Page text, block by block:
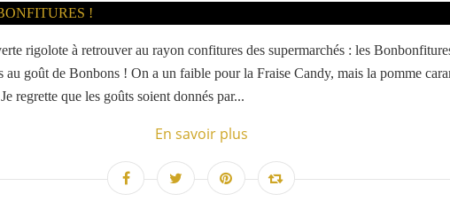
rigolote à retrouver au rayon confitures des supermarchés : les
au goût de Bonbons ! On a un faible pour la Fraise Candy, mais la pomme
regrette que les goûts soient donnés par...
En savoir plus